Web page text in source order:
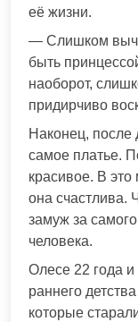
её жизни.
— Слишком
быть
наоборот,
придирчиво
Наконец, после
самое платье.
красивое. В это
она счастлива.
замуж за
человека.
Олесе 22 года
раннего
которые